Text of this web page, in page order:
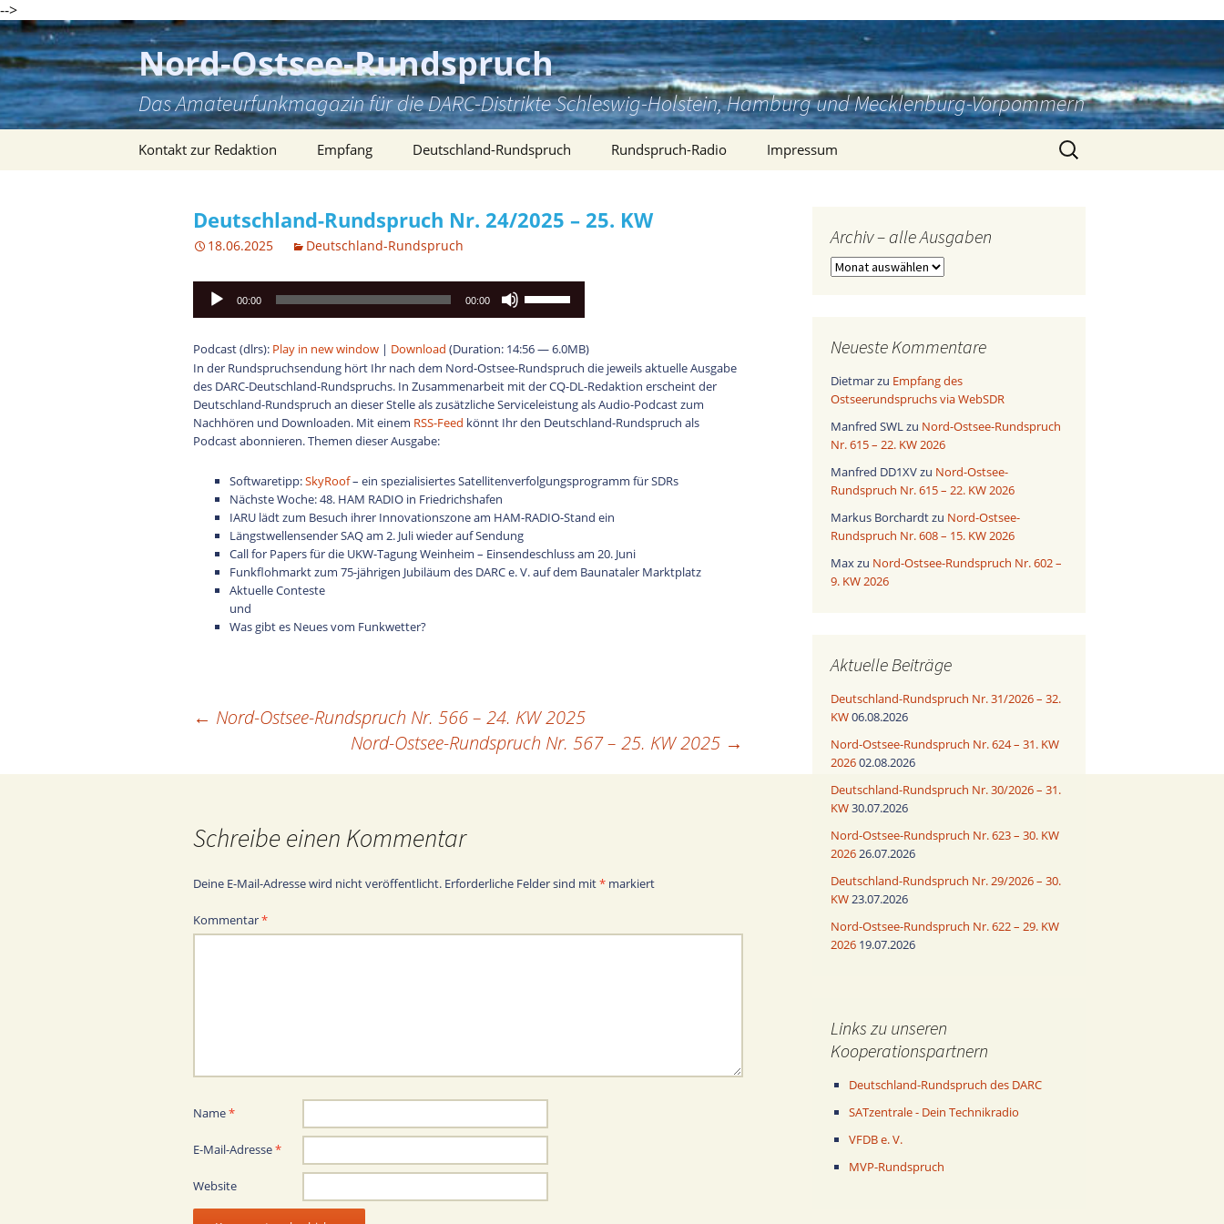
-->
Zum
Inhalt
springen
Nord-Ostsee-Rundspruch
Das Amateurfunkmagazin für die DARC-Distrikte Schleswig-Holstein, Hamburg und Mecklenburg-Vorpommern
Kontakt zur Redaktion Empfang Deutschland-Rundspruch Rundspruch-Radio Impressum
Suchen
nach:
Deutschland-Rundspruch Nr. 24/2025 – 25. KW
18.06.2025 Deutschland-Rundspruch
Audio-
Player
00:00 00:00
um
die
Lautstärke
zu
regeln.
Podcast (dlrs): Play in new window | Download (Duration: 14:56 — 6.0MB)
In der Rundspruchsendung hört Ihr nach dem Nord-Ostsee-Rundspruch die jeweils aktuelle Ausgabe
des DARC-Deutschland-Rundspruchs. In Zusammenarbeit mit der CQ-DL-Redaktion erscheint der
Deutschland-Rundspruch an dieser Stelle als zusätzliche Serviceleistung als Audio-Podcast zum
Nachhören und Downloaden. Mit einem RSS-Feed könnt Ihr den Deutschland-Rundspruch als
Podcast abonnieren. Themen dieser Ausgabe:
Softwaretipp:SkyRoof– ein spezialisiertes Satellitenverfolgungsprogramm für SDRs
Nächste Woche: 48. HAM RADIO in Friedrichshafen
IARU lädt zum Besuch ihrer Innovationszone am HAM-RADIO-Stand ein
Längstwellensender SAQ am 2. Juli wieder auf Sendung
Call for Papers für die UKW-Tagung Weinheim – Einsendeschluss am 20. Juni
Funkflohmarkt zum 75-jährigen Jubiläum des DARC e. V. auf dem Baunataler Marktplatz
Aktuelle Conteste
und
Was gibt es Neues vom Funkwetter?
Beitragsnavigation
← Nord-Ostsee-Rundspruch Nr. 566 – 24. KW 2025
Nord-Ostsee-Rundspruch Nr. 567 – 25. KW 2025 →
Schreibe einen Kommentar
Deine E-Mail-Adresse wird nicht veröffentlicht. Erforderliche Felder sind mit* markiert
Kommentar*
Name*
E-Mail-Adresse*
Website
Archiv – alle Ausgaben
Archiv
–
Neueste Kommentare
Dietmarzu Empfang des
Ostseerundspruchs via WebSDR
Manfred SWLzu Nord-Ostsee-Rundspruch
Nr. 615 – 22. KW 2026
Manfred DD1XVzu Nord-Ostsee-
Rundspruch Nr. 615 – 22. KW 2026
Markus Borchardtzu Nord-Ostsee-
Rundspruch Nr. 608 – 15. KW 2026
Maxzu Nord-Ostsee-Rundspruch Nr. 602 –
9. KW 2026
Aktuelle Beiträge
Deutschland-Rundspruch Nr. 31/2026 – 32.
KW06.08.2026
Nord-Ostsee-Rundspruch Nr. 624 – 31. KW
202602.08.2026
Deutschland-Rundspruch Nr. 30/2026 – 31.
KW30.07.2026
Nord-Ostsee-Rundspruch Nr. 623 – 30. KW
202626.07.2026
Deutschland-Rundspruch Nr. 29/2026 – 30.
KW23.07.2026
Nord-Ostsee-Rundspruch Nr. 622 – 29. KW
2026 19.07.2026
Links zu unseren
Kooperationspartnern
Deutschland-Rundspruch des DARC
SATzentrale - Dein Technikradio
VFDB e. V.
MVP-Rundspruch